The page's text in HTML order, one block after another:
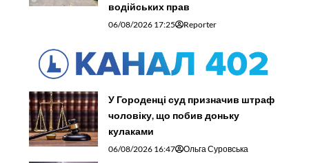
водійських прав
06/08/2026 17:25 Reporter
У Городенці суд призначив штраф
чоловіку, що побив доньку
кулаками
06/08/2026 16:47 Ольга Суровська